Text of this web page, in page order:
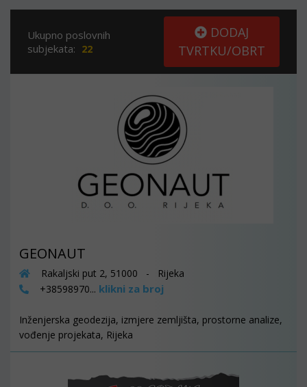
Ukupno poslovnih
subjekata: 22
DODAJ
TVRTKU/OBRT
GEONAUT
Rakaljski put 2, 51000 - Rijeka
+38598970... klikni za broj
Inženjerska geodezija, izmjere zemljišta, prostorne analize,
vođenje projekata, Rijeka